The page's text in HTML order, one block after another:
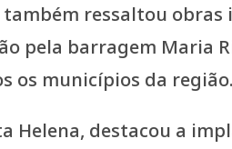
ressaltou obras
pela barragem Maria
os municípios da região.
Helena, destacou a